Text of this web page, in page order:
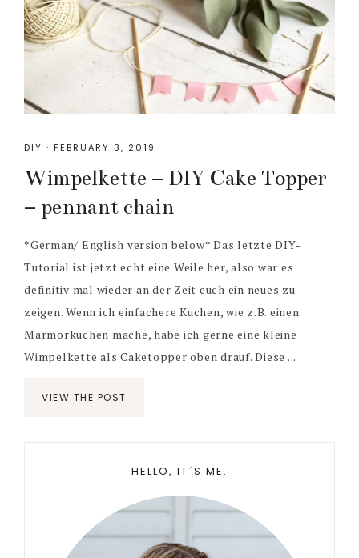
DIY · FEBRUARY 3, 2019
Wimpelkette – DIY Cake Topper
– pennant chain
*German/ English version below* Das letzte DIY-
Tutorial ist jetzt echt eine Weile her, also war es
definitiv mal wieder an der Zeit euch ein neues zu
zeigen. Wenn ich einfachere Kuchen, wie z.B. einen
Marmorkuchen mache, habe ich gerne eine kleine
Wimpelkette als Caketopper oben drauf. Diese ...
VIEW THE POST
HELLO, IT´S ME.